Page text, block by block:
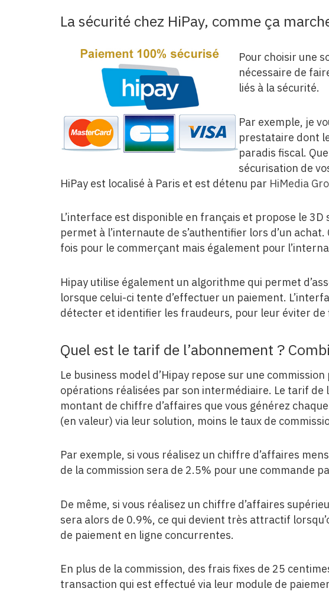
La sécurité chez HiPay, comme ça
Pour choisir une
nécessaire de
liés à la sécurité.
Par exemple, je
prestataire dont
paradis fiscal.
sécurisation de
HiPay est localisé à Paris et est détenu par HiMedia
L’interface est disponible en français et propose le
permet à l’internaute de s’authentifier lors d’un
fois pour le commerçant mais également pour
Hipay utilise également un algorithme qui permet
lorsque celui-ci tente d’effectuer un paiement.
détecter et identifier les fraudeurs, pour leur éviter
Quel est le tarif de l’abonnement ?
Le business model d’Hipay repose sur une
opérations réalisées par son intermédiaire. Le tarif de
montant de chiffre d’affaires que vous générez
(en valeur) via leur solution, moins le taux de
Par exemple, si vous réalisez un chiffre d’affaires
de la commission sera de 2.5% pour une commande
De même, si vous réalisez un chiffre d’affaires
sera alors de 0.9%, ce qui devient très attractif
de paiement en ligne concurrentes.
En plus de la commission, des frais fixes de 25
transaction qui est effectué via leur module de